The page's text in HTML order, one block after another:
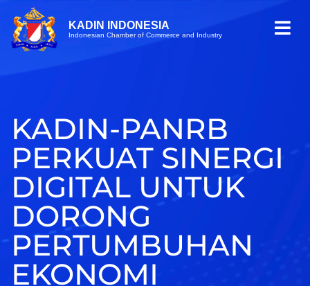
KADIN INDONESIA
Indonesian Chamber of Commerce and Industry
KADIN-PANRB
PERKUAT SINERGI
DIGITAL UNTUK
DORONG
PERTUMBUHAN
EKONOMI